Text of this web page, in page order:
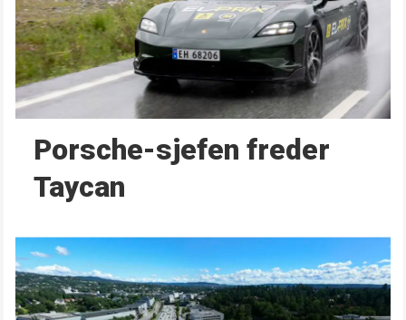
Porsche-sjefen freder
Taycan